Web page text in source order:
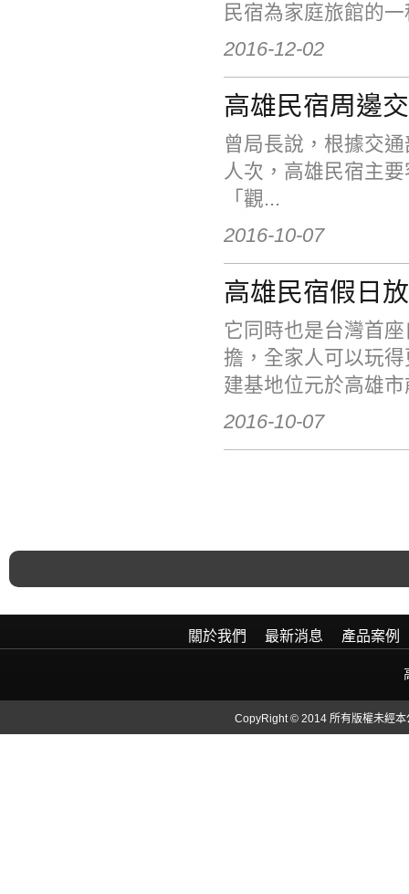
民宿為家庭旅館的
2016-12-02
高雄民宿周邊
曾局長說，根據交
人次，高雄民宿主
「觀...
2016-10-07
高雄民宿假日
它同時也是台灣首
擔，全家人可以玩
建基地位元於高雄
2016-10-07
關於我們 最新消息 產品案例
CopyRight © 2014 所有版權未經